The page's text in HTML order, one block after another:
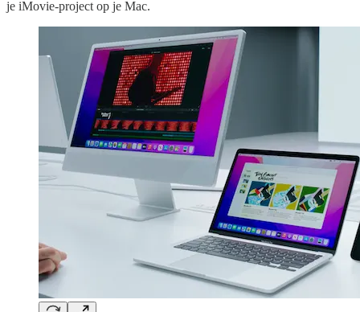
je iMovie-project op je Mac.